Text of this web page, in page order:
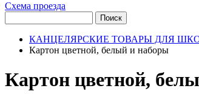
Схема проезда
КАНЦЕЛЯРСКИЕ ТОВАРЫ ДЛЯ
Картон цветной, белый и наборы
Картон цветной,